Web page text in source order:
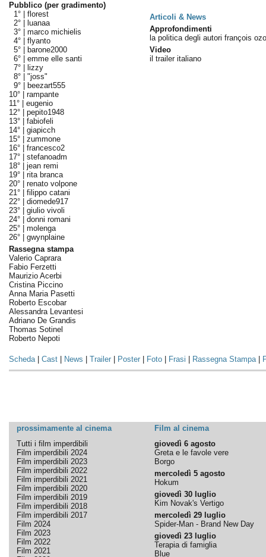
Pubblico (per gradimento)
1° | florest
2° |
luanaa
3° | marco michielis
4° | flyanto
5° |
barone2000
6° | emme elle santi
7° |
lizzy
8° | "joss"
9° |
beezart555
10° | rampante
11° | eugenio
12° | pepito1948
13° | fabiofeli
14° | giapicch
15° | zummone
16° | francesco2
17° | stefanoadm
18° | jean remi
19° | rita branca
20° | renato volpone
21° | filippo catani
22° | diomede917
23° | giulio vivoli
24° | donni romani
25° | molenga
26° | gwynplaine
Rassegna stampa
Valerio Caprara
Fabio Ferzetti
Maurizio Acerbi
Cristina Piccino
Anna Maria Pasetti
Roberto Escobar
Alessandra Levantesi
Adriano De Grandis
Thomas Sotinel
Roberto Nepoti
Articoli & News
Approfondimenti
la politica degli autori françois
Video
il trailer italiano
Scheda| Cast| News Trailer| Poster| Foto| Frasi Rassegna Stampa|
prossimamente al cinema
Film al cinema
Tutti i film imperdibili
Film imperdibili 2024
Film imperdibili 2023
Film imperdibili 2022
Film imperdibili 2021
Film imperdibili 2020
Film imperdibili 2019
Film imperdibili 2018
Film imperdibili 2017
Film 2024
Film 2023
Film 2022
Film 2021
giovedì 6 agosto
Greta e le favole vere
Borgo
mercoledì 5 agosto
Hokum
giovedì 30 luglio
Kim Novak's Vertigo
mercoledì 29 luglio
Spider-Man - Brand New Day
giovedì 23 luglio
Terapia di famiglia
Blue